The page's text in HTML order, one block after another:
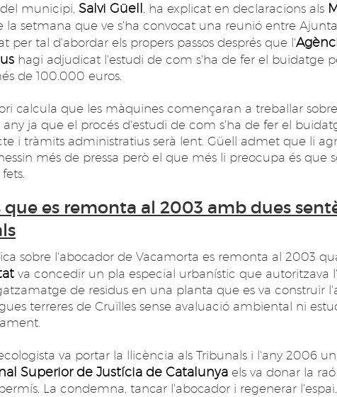
municipi, Salvi Güell , ha explicat en declaracions als
la setmana que ve s'ha convocat una reunió entre
per tal d'abordar els propers passos després que l'
hagi adjudicat l'estudi de com s'ha de fer el buidatge
de 100.000 euros.
calcula que les màquines començaran a treballar
ja que el procés d'estudi de com s'ha de fer el
i tràmits administratius serà lent. Güell admet que li
més de pressa però el que més li preocupa és que
que es remonta al 2003 amb dues
sobre l'abocador de Vacamorta es remonta al 2003
va concedir un pla especial urbanístic que autoritzava
de residus en una planta que es va construir
terreres de Cruïlles sense avaluació ambiental ni
va portar la llicència als Tribunals i l'any 2006
Superior de Justícia de Catalunya els va donar la
La condemna, tancar l'abocador i regenerar